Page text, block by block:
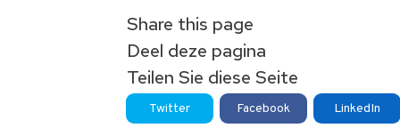
Share this page
Deel deze pagina
Teilen Sie diese Seite
Twitter Facebook LinkedIn